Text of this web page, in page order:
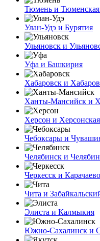
Тюмень и Тюменская
Улан-Удэ и Бурятия
Ульяновск и
Уфа и Башкирия
Хабаровск и
Ханты-Мансийск и
Херсон и
Чебоксары и
Челябинск и
Черкесск и
Чита и
Элиста и Калмыкия
Южно-Сахалинск и